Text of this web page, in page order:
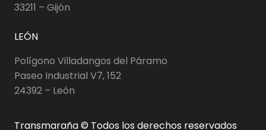
33211 – Gijón
LEÓN
Polígono Villadangos del Páramo
Paseo Industrial V7, 152
24392 – León
Transmaraña © Todos los derechos reservados